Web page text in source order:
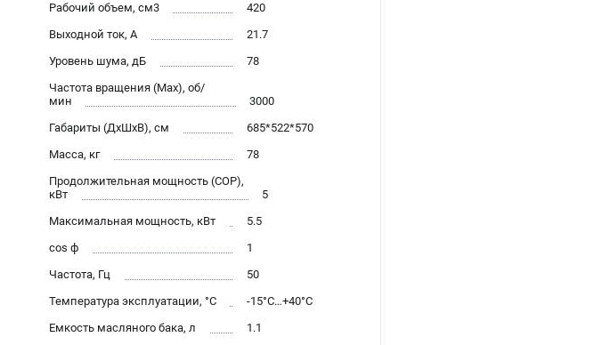
Рабочий объем, см3
420
Выходной ток, А
21.7
Уровень шума, дБ
78
Частота вращения (Max), об/
мин
3000
Габариты (ДхШхВ), см
685*522*570
Масса, кг
78
Продолжительная мощность (COP),
кВт
5
Максимальная мощность, кВт
5.5
cos ф
1
Частота, Гц
50
Температура эксплуатации, °С
-15°С…+40°С
Емкость масляного бака, л
1.1